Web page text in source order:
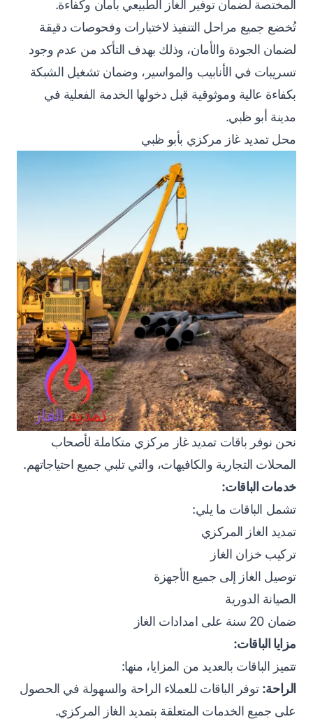
المختصة لضمان توفير الغاز الطبيعي بأمان وكفاءة.
تُخضع جميع مراحل التنفيذ لاختبارات وفحوصات دقيقة
لضمان الجودة والأمان، وذلك بهدف التأكد من عدم وجود
تسريبات في الأنابيب والمواسير، وضمان تشغيل الشبكة
بكفاءة عالية وموثوقية قبل دخولها الخدمة الفعلية في
مدينة أبو ظبي.
محل تمديد غاز مركزي بأبو ظبي
نحن نوفر باقات تمديد غاز مركزي متكاملة لأصحاب
المحلات التجارية والكافيهات، والتي تلبي جميع احتياجاتهم.
خدمات الباقات:
تشمل الباقات ما يلي:
تمديد الغاز المركزي
تركيب خزان الغاز
توصيل الغاز إلى جميع الأجهزة
الصيانة الدورية
ضمان 20 سنة على امدادات الغاز
مزايا الباقات:
تتميز الباقات بالعديد من المزايا، منها:
الراحة: توفر الباقات للعملاء الراحة والسهولة في الحصول
على جميع الخدمات المتعلقة بتمديد الغاز المركزي.